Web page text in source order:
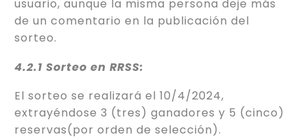
usuario, aunque la misma persona deje más
de un comentario en la publicación del
sorteo.
4.2.1 Sorteo en RRSS:
El sorteo se realizará el 10/4/2024,
extrayéndose 3 (tres) ganadores y 5 (cinco)
reservas(por orden de selección).